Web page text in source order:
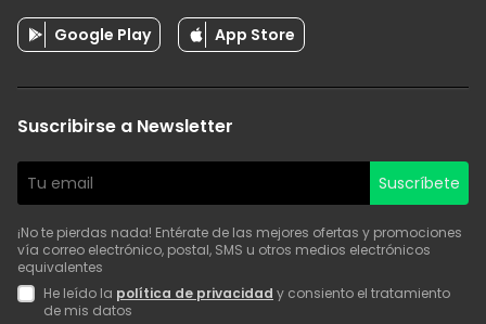
Google Play App Store
Suscribirse a Newsletter
Suscríbete
¡No te pierdas nada! Entérate de las mejores ofertas y promociones
vía correo electrónico, postal, SMS u otros medios electrónicos
equivalentes
He leído la política de privacidad y consiento el tratamiento
de mis datos